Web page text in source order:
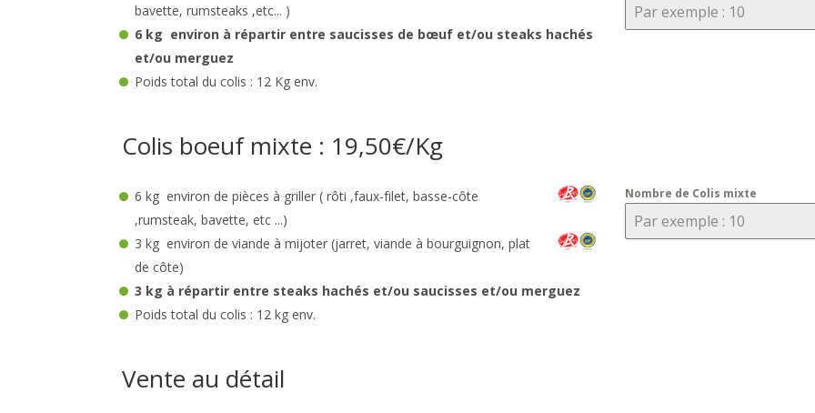
bavette, rumsteaks ,etc... )
6 kg environ à répartir entre saucisses de bœuf et/ou steaks hachés
et/ou merguez
Poids total du colis : 12 Kg env.
Colis boeuf mixte : 19,50€/Kg
6 kg environ de pièces à griller ( rôti ,faux-filet, basse-côte
,rumsteak, bavette, etc ...)
3 kg environ de viande à mijoter (jarret, viande à bourguignon, plat
de côte)
3 kg à répartir entre steaks hachés et/ou saucisses et/ou merguez
Poids total du colis : 12 kg env.
Nombre de Colis mixte
Vente au détail